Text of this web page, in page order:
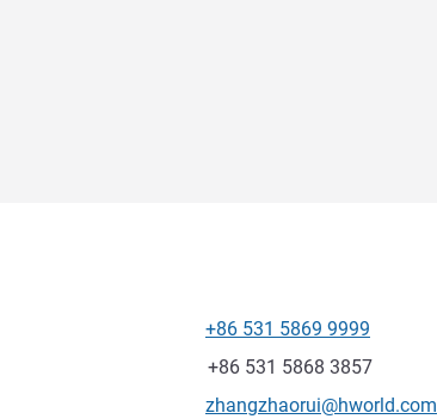
+86 531 5869 9999
Fax
+86 531 5868 3857
Kontakt-E-Mail
zhangzhaorui@hworld.com